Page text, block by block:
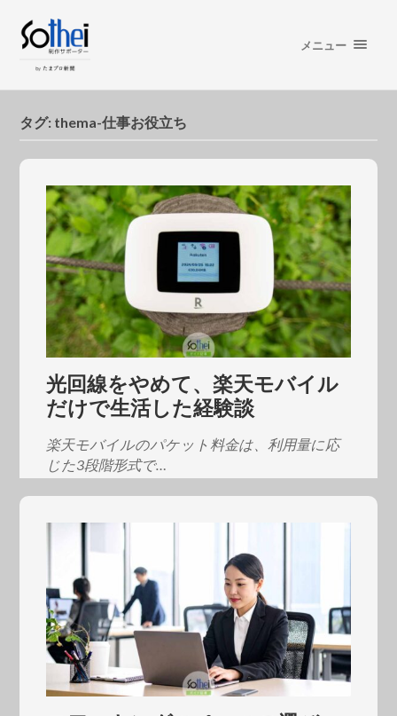
メニュー
タグ: thema-仕事お役立ち
光回線をやめて、楽天モバイル
だけで生活した経験談
楽天モバイルのパケット料金は、利用量に応
じた3段階形式で…